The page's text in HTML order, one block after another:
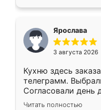
Ярослава
3 августа 2026
Кухню здесь
телеграмм.
Согласовали день
недели кухня была
Читать полностью